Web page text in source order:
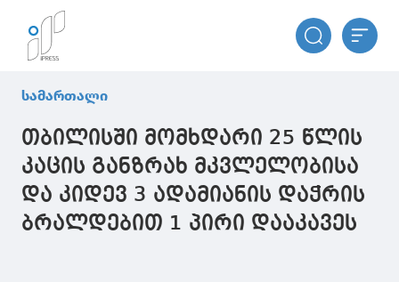
სამართალი
თბილისში მომხდარი 25 წლის
კაცის განზრახ მკვლელობისა
და კიდევ 3 ადამიანის დაჭრის
ბრალდებით 1 პირი დააკავეს